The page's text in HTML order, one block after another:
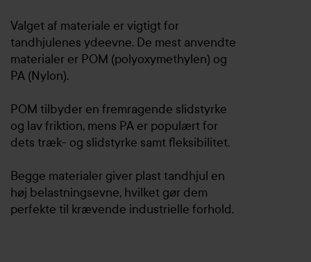
Valget af materiale er vigtigt for
tandhjulenes ydeevne. De mest anvendte
materialer er POM (polyoxymethylen) og
PA (Nylon).
POM tilbyder en fremragende slidstyrke
og lav friktion, mens PA er populært for
dets træk- og slidstyrke samt fleksibilitet.
Begge materialer giver plast tandhjul en
høj belastningsevne, hvilket gør dem
perfekte til krævende industrielle forhold.